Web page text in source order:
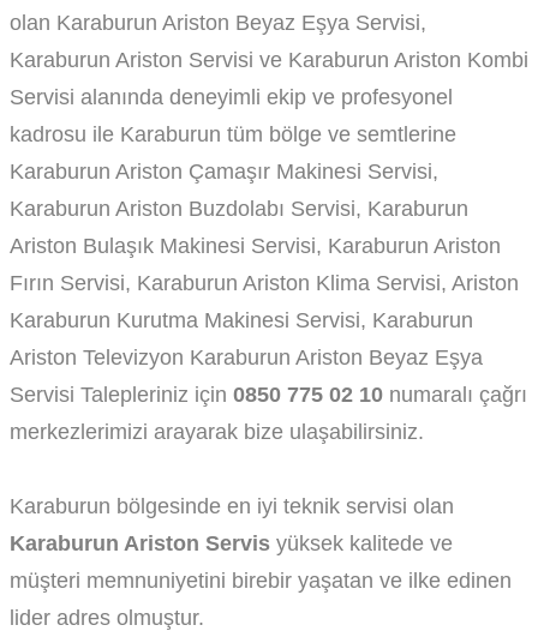
olan Karaburun Ariston Beyaz Eşya Servisi,
Karaburun Ariston Servisi ve Karaburun Ariston Kombi
Servisi alanında deneyimli ekip ve profesyonel
kadrosu ile Karaburun tüm bölge ve semtlerine
Karaburun Ariston Çamaşır Makinesi Servisi,
Karaburun Ariston Buzdolabı Servisi, Karaburun
Ariston Bulaşık Makinesi Servisi, Karaburun Ariston
Fırın Servisi, Karaburun Ariston Klima Servisi, Ariston
Karaburun Kurutma Makinesi Servisi, Karaburun
Ariston Televizyon Karaburun Ariston Beyaz Eşya
Servisi Talepleriniz için 0850 775 02 10 numaralı çağrı
merkezlerimizi arayarak bize ulaşabilirsiniz.
Karaburun bölgesinde en iyi teknik servisi olan
Karaburun Ariston Servis yüksek kalitede ve
müşteri memnuniyetini birebir yaşatan ve ilke edinen
lider adres olmuştur.